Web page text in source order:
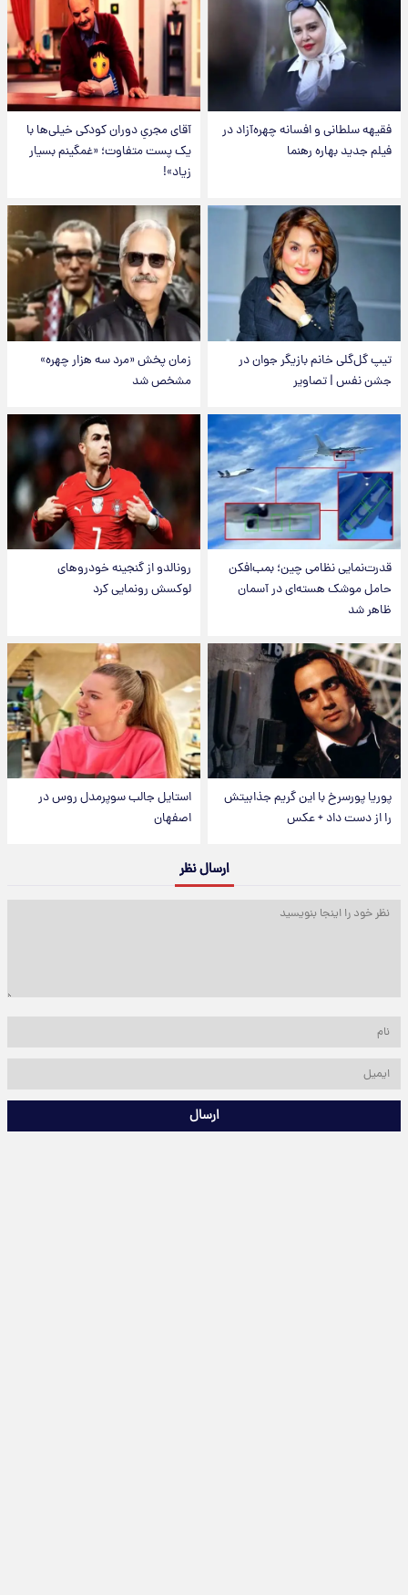
فقیهه سلطانی و افسانه چهره‌آزاد در
فیلم جدید بهاره رهنما
آقای مجریِ دوران کودکی خیلی‌ها با
یک پست متفاوت؛ «غمگینم بسیار
زیاد»!
تیپ گل‌گلی خانم بازیگر جوان در
جشن نفس | تصاویر
زمان پخش «مرد سه هزار چهره»
مشخص شد
قدرت‌نمایی نظامی چین؛ بمب‌افکن
حامل موشک هسته‌ای در آسمان
ظاهر شد
رونالدو از گنجینه خودروهای
لوکسش رونمایی کرد
پوریا پورسرخ با این گریم جذابیتش
را از دست داد + عکس
استایل جالب سوپرمدل روس در
اصفهان
ارسال نظر
ارسال